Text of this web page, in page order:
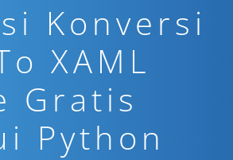
Konversi
XAML
Gratis
Python